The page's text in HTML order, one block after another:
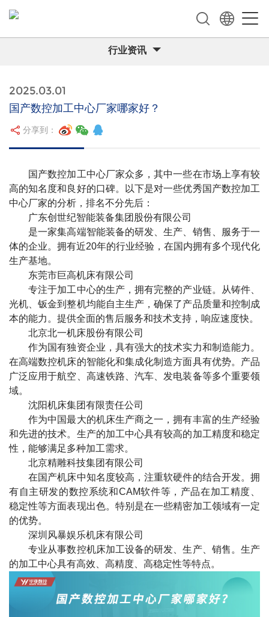
行业资讯
2025.03.01
国产数控加工中心厂家哪家好？
分享到：
国产数控加工中心厂家众多，其中一些在市场上享有较
高的知名度和良好的口碑。以下是对一些优秀国产数控加工
中心厂家的分析，排名不分先后：
广东创世纪智能装备集团股份有限公司
是一家集高端智能装备的研发、生产、销售、服务于一
体的企业。拥有近20年的行业经验，在国内拥有多个现代化
生产基地。
东莞市巨高机床有限公司
专注于加工中心的生产，拥有完整的产业链。从铸件、
光机、钣金到整机均能自主生产，确保了产品质量和控制成
本的能力。提供全面的售后服务和技术支持，响应速度快。
北京北一机床股份有限公司
作为国有独资企业，具有强大的技术实力和制造能力。
在高端数控机床的智能化和集成化制造方面具有优势。产品
广泛应用于航空、高速铁路、汽车、发电装备等多个重要领
域。
沈阳机床集团有限责任公司
作为中国最大的机床生产商之一，拥有丰富的生产经验
和先进的技术。生产的加工中心具有较高的加工精度和稳定
性，能够满足多种加工需求。
北京精雕科技集团有限公司
在国产机床中知名度较高，注重软硬件的结合开发。拥
有自主研发的数控系统和CAM软件等，产品在加工精度、
稳定性等方面表现出色。特别是在一些精密加工领域有一定
的优势。
深圳风暴娱乐机床有限公司
专业从事数控机床加工设备的研发、生产、销售。生产
的加工中心具有高效、高精度、高稳定性等特点。